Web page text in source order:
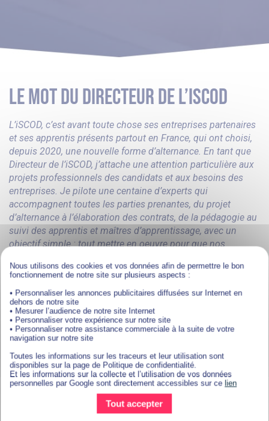
LE MOT DU DIRECTEUR DE L’ISCOD
L’iSCOD, c’est avant toute chose ses entreprises partenaires
et ses apprentis présents partout en France, qui ont choisi,
depuis 2020, une nouvelle forme d’alternance. En tant que
Directeur de l’iSCOD, j’attache une attention particulière aux
projets professionnels des candidats et aux besoins des
entreprises. Je pilote une centaine d’experts qui
accompagnent toutes les parties prenantes, du projet
d’alternance à l’élaboration des contrats, de la pédagogie au
suivi des apprentis et maîtres d’apprentissage, avec un
objectif simple : tout mettre en oeuvre pour que nos
La technologie, la maîtrise du marché de l’emploi, la
pédagogique sont les supports de nos objectifs. Avec
plusieurs milliers de diplômés depuis 2020, je peux vous
affirmer que notre modèle est efficace, adapté et vertueux. Si
vous vous reconnaissez dans ces valeurs ou si vous
souhaitez simplement en savoir plus sur l’alternance
nouvelle génération : bienvenue à l’iSCOD !
David Izoard.
Nous utilisons des cookies et vos données afin de permettre le bon
fonctionnement de notre site sur plusieurs aspects :
• Personnaliser les annonces publicitaires diffusées sur Internet en
dehors de notre site
• Mesurer l’audience de notre site Internet
• Personnaliser votre expérience sur notre site
• Personnaliser notre assistance commerciale à la suite de votre
navigation sur notre site
Toutes les informations sur les traceurs et leur utilisation sont
disponibles sur la page de Politique de confidentialité.
Et les informations sur la collecte et l’utilisation de vos données
personnelles par Google sont directement accessibles sur ce lien
Tout accepter